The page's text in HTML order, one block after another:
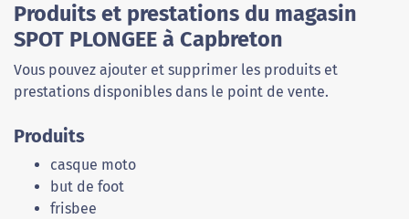
Produits et prestations du magasin
SPOT PLONGEE à Capbreton
Vous pouvez ajouter et supprimer les produits et
prestations disponibles dans le point de vente.
Produits
casque moto
but de foot
frisbee